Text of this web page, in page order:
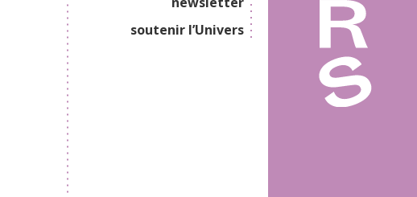
soutenir l’Univers